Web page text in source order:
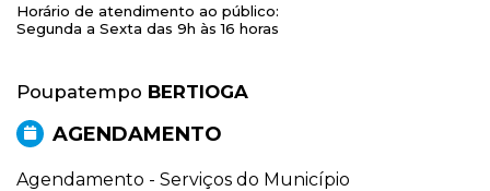
Horário de atendimento ao público:
Segunda a Sexta das 9h às 16 horas
Poupatempo BERTIOGA
AGENDAMENTO
Agendamento - Serviços do Município